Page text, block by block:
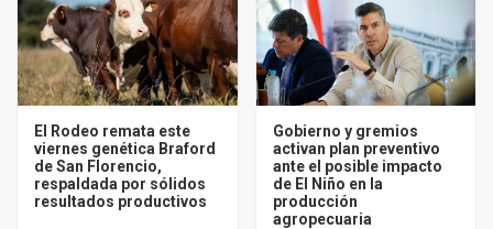
El Rodeo remata este
viernes genética Braford
de San Florencio,
respaldada por sólidos
resultados productivos
Gobierno y gremios
activan plan preventivo
ante el posible impacto
de El Niño en la
producción
agropecuaria